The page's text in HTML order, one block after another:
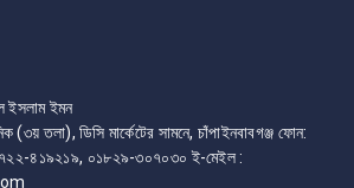
ইসলাম ইমন
(৩য় তলা), ডিসি মার্কেটের সামনে, চাঁপাইনবাবগঞ্জ ফোন:
৪১৯২১৯, ০১৮২৯-৩০৭০৩০ ই-মেইল :